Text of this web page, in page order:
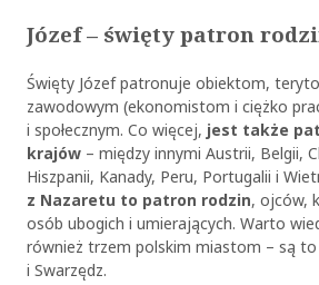
Józef – święty patron
Święty Józef patronuje obiektom,
zawodowym (ekonomistom i ciężko
i społecznym. Co więcej, jest także
krajów– między innymi Austrii, Belgii,
Hiszpanii, Kanady, Peru, Portugalii i
z Nazaretu to patron rodzin, ojców,
osób ubogich i umierających. Warto
również trzem polskim miastom – są to
i Swarzędz.